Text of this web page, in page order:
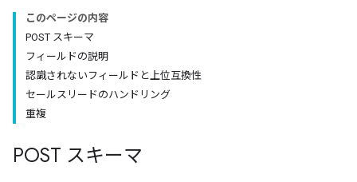
このページの内容
POST スキーマ
フィールドの説明
認識されないフィールドと上位互換性
セールスリードのハンドリング
重複
POST スキーマ